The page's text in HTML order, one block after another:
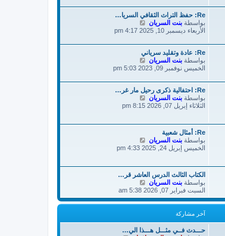
ر
ك
خ
ر
ش
ر
Re: حفظ التراث الثقافي السريا…
بواسطة بنت السريان
ا
د
ر
ش
ا
ك
الأربعاء ديسمبر 10, 2025 4:17 pm
Re: عادة وتقليد سرياني
بواسطة بنت السريان
ا
د
آ
ر
ك
ة
الخميس نوفمبر 09, 2023 5:03 pm
Re: احتفالية ذكرى رحيل مار غر…
بواسطة بنت السريان
ا
م
ا
ر
ة
الثلاثاء إبريل 07, 2026 8:15 pm
Re: أمثال شعبية
بواسطة بنت السريان
ا
خ
م
ش
ك
ة
الخميس إبريل 24, 2025 4:33 pm
الكتاب الثالث الدرس العاشر قر…
بواسطة بنت السريان
ا
ه
د
ر
السبت فبراير 07, 2026 5:38 am
آخر مشاركة
حـــدث فــي مثـــل هـــذا الي…